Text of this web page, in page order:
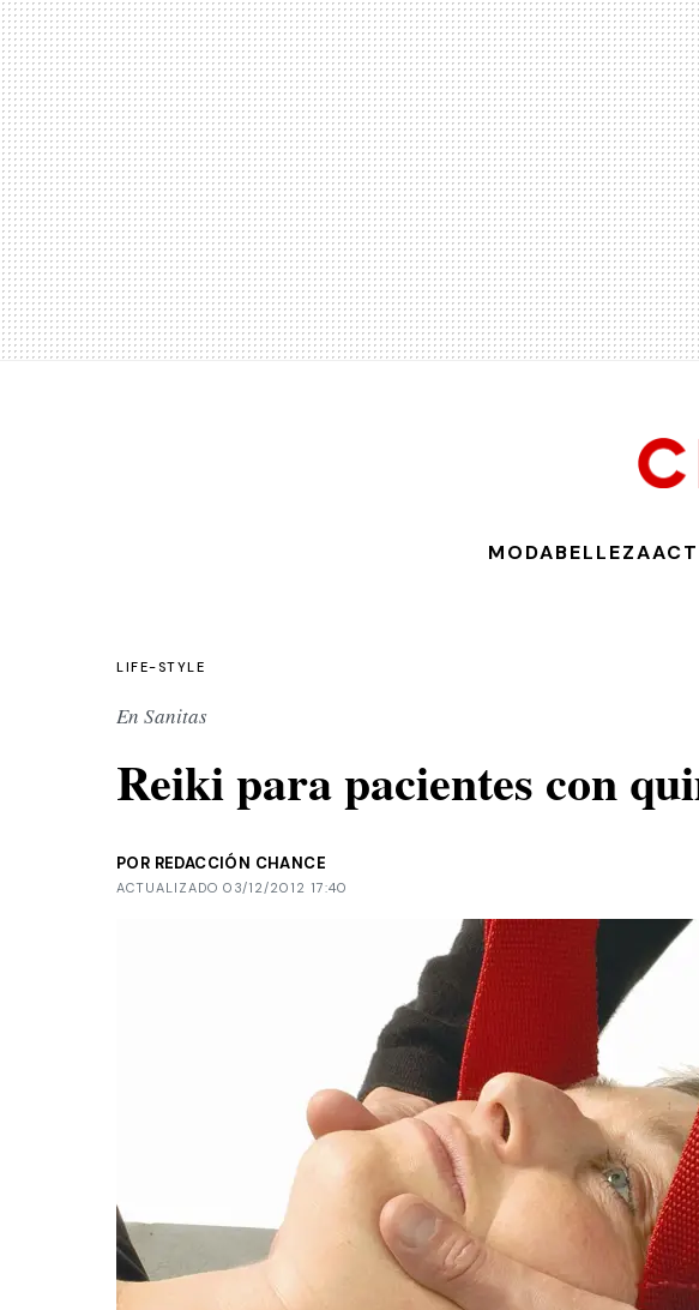
MODABELLEZA
LIFE-STYLE
En Sanitas
Reiki para pacientes con
POR REDACCIÓN CHANCE
ACTUALIZADO 03/12/2012 17:40